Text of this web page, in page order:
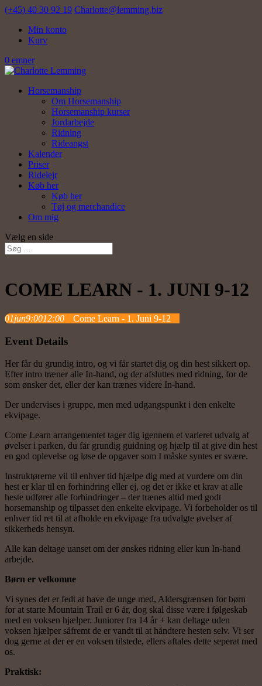
(+45) 40 30 92 19 Charlotte@lemming.biz
Min konto
Kurv
0 emner
Horsemanship
Om Horsemanship
Horsemanship kurser
Jordarbejde
Ridning
Rideangst
Kalender
Priser
Ridelejr
Køb her
Køb her
Tøj og merchandice
Om mig
Vælg en side
COME LEARN - 1. JUNI 9-12
01jun9:0012:00 Come Learn - 1. Juni 9-12
Event Details
Her får du grundig intro, og vi får startet dig og din hest sikkert op.
Efter intro træner alle In-hand, og der afsluttes med ridning, for de
som ønsker det, eller der kan trænes videre In-hand.
Der undervises i gruppe, men med udgangspunkt i den enkelte
ekvipage.
Come Learn arrangementet tager dig igennem et varieret udvalg af
øvelser i parken, du får grundig guidning og hjælp til at give din hest
en god oplevelse og løse de opgaver som I måske syntes er svære.
Instruktørerne vil til enhver tid hjælpe dig med at vurdere om din
hest er klar til en forhindring eller ej, og det er ikke et krav at alle
heste udfører alle forhindringer – der trænes altid med godt
horsemanship og tilpasset den enkelte ekvipage. Vi forbeholder os til
enhver tid ret til at afholde en ekvipage fra udvalgte øvelser af
sikkerheds hensyn.
Alle kan deltage uanset om der ønskes ridning eller kun In-hand
arbejde.
Børn er velkomne
Vi synes det er fedt at have de unge med, Aldersgrænsen for børn
for at starte Mountain Trail er 6 år, dog skal disse være i følgeskab
med en voksen hjælper. Juniorer fra 14 år + kan deltage uden
voksen hjælper såfremt de er vandt til at håndtere hesten selv. Vi ser
dog gerne at der er en voksen tilstede, ellers aftales dette seperat med
os.
Praktisk: